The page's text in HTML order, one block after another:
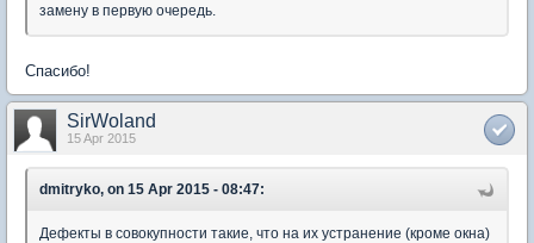
замену в первую очередь.
Спасибо!
SirWoland
15 Apr 2015
dmitryko, on 15 Apr 2015 - 08:47:
Дефекты в совокупности такие, что на их устранение (кроме окна)